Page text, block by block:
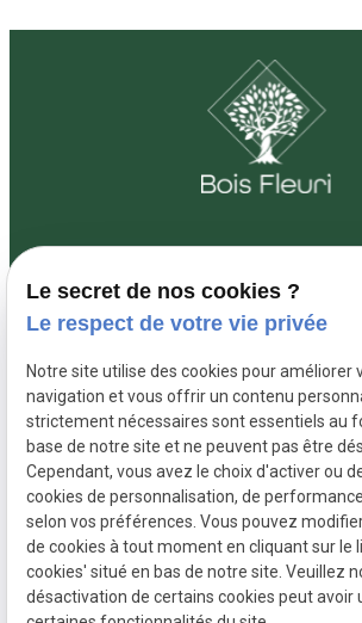
01 88 24 26 71
Osteng
De 8:00 à 18:00 du lundi au
Mentions légales
Politique de
Plan du
SIRET :
Le secret de nos cookies ?
Le respect de votre vie privée
Notre site utilise des cookies pour améliorer
navigation et vous offrir un contenu
strictement nécessaires sont essentiels au
base de notre site et ne peuvent pas être
Cependant, vous avez le choix d'activer ou
cookies de personnalisation, de
selon vos préférences. Vous pouvez
de cookies à tout moment en cliquant sur le
cookies' situé en bas de notre site. Veuillez
désactivation de certains cookies peut avoir